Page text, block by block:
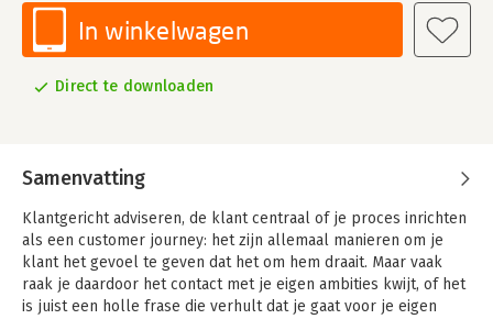
In winkelwagen
Direct te downloaden
Samenvatting
Klantgericht adviseren, de klant centraal of je proces inrichten
als een customer journey: het zijn allemaal manieren om je
klant het gevoel te geven dat het om hem draait. Maar vaak
raak je daardoor het contact met je eigen ambities kwijt, of het
is juist een holle frase die verhult dat je gaat voor je eigen